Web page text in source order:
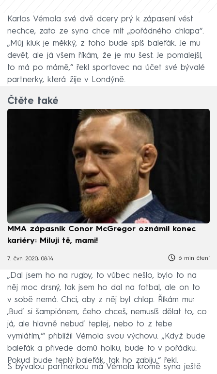
Karlos Vémola své dvě dcery prý k zápasení vést
nechce, zato ze syna chce mít „pořádného chlapa“.
„Můj kluk je měkký, z toho bude spíš baleťák. Je mu
devět, ale já všem říkám, že je mu šest. Je pomalejší,
to má po mámě,“ řekl sportovec na účet své bývalé
partnerky, která žije v Londýně.
Čtěte také
MMA zápasník Conor McGregor oznámil konec
kariéry: Miluji tě, mami!
7. čvn 2020, 08:14 6 min čtení
„Dal jsem ho na rugby, to vůbec nešlo, bylo to na
něj moc drsný, tak jsem ho dal na fotbal, ale on to
v sobě nemá. Chci, aby z něj byl chlap. Říkám mu:
‚Buď si šampiónem, čeho chceš, nemusíš dělat to, co
já, ale hlavně nebuď teplej, nebo to z tebe
vymlátím,‘“ přiblížil Vémola svou výchovu. „Když bude
baleťák a přivede domů holku, bude to v pořádku.
Pokud bude teplý baleťák, tak ho zabiju,“ řekl.
S bývalou partnerkou má Vémola kromě syna ještě